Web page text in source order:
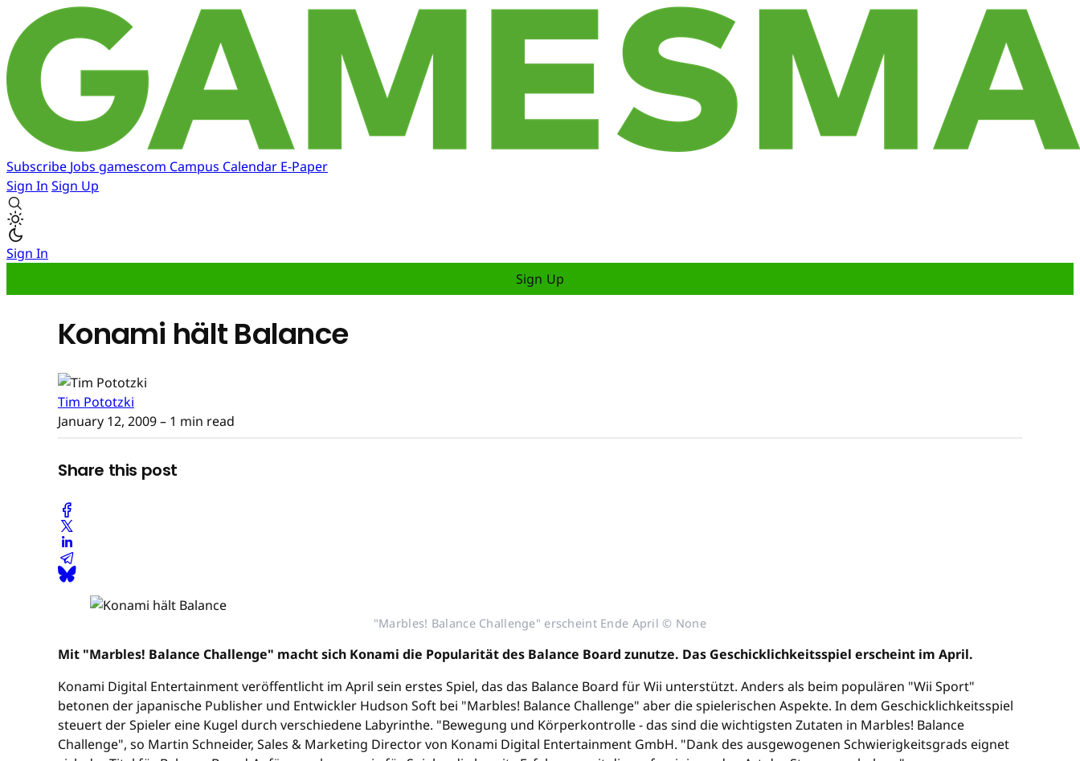
Subscribe Jobs gamescom Campus Calendar E-Paper
Sign In Sign Up
Sign In
Sign Up
Konami hält Balance
Tim Pototzki
January 12, 2009– 1 min read
Share this post
"Marbles! Balance Challenge" erscheint Ende April © None
Mit "Marbles! Balance Challenge" macht sich Konami die Popularität des Balance Board zunutze. Das Geschicklichkeitsspiel erscheint im April.
Konami Digital Entertainment veröffentlicht im April sein erstes Spiel, das das Balance Board für Wii unterstützt. Anders als beim populären "Wii Sport"
betonen der japanische Publisher und Entwickler Hudson Soft bei "Marbles! Balance Challenge" aber die spielerischen Aspekte. In dem Geschicklichkeitsspiel
steuert der Spieler eine Kugel durch verschiedene Labyrinthe. "Bewegung und Körperkontrolle - das sind die wichtigsten Zutaten in Marbles! Balance
Challenge", so Martin Schneider, Sales & Marketing Director von Konami Digital Entertainment GmbH. "Dank des ausgewogenen Schwierigkeitsgrads eignet